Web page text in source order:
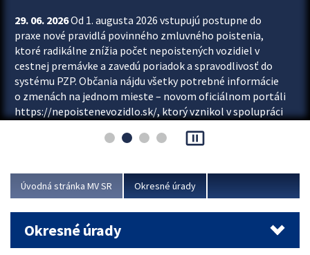
29. 06. 2026Od 1. augusta 2026 vstupujú postupne do
praxe nové pravidlá povinného zmluvného poistenia,
ktoré radikálne znížia počet nepoistených vozidiel v
cestnej premávke a zavedú poriadok a spravodlivosť do
systému PZP. Občania nájdu všetky potrebné informácie
o zmenách na jednom mieste – novom oficiálnom portáli
https://nepoistenevozidlo.sk/, ktorý vznikol v spolupráci
asociácie poisťovní (SLASPO) a Ministerstva vnútra SR.
Viac
pause_presentation
Úvodná stránka MV SR Okresné úrady
Okresné úrady